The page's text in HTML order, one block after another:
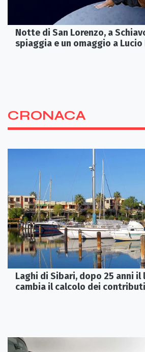
Notte di San Lorenzo, a
spiaggia e un omaggio a Lucio
CRONACA
Laghi di Sibari, dopo 25 anni
cambia il calcolo dei